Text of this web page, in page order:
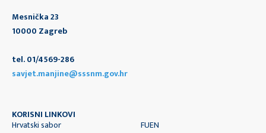
Mesnička 23
10000 Zagreb
tel. 01/4569-286
savjet.manjine@sssnm.gov.hr
KORISNI LINKOVI
Hrvatski sabor
FUEN